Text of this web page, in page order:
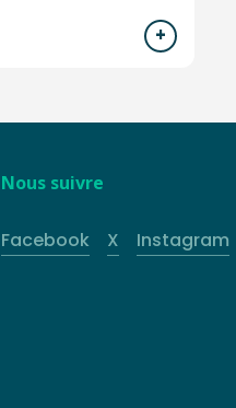
Nous suivre
Facebook X Instagram